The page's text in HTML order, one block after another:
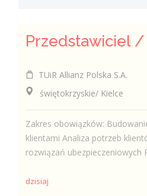
TUiR Allianz Polska S.A.
świętokrzyskie/ Kielce
Zakres obowiązków:
klientami Analiza potrzeb
rozwiązań ubezpieczeniowych
dzisiaj